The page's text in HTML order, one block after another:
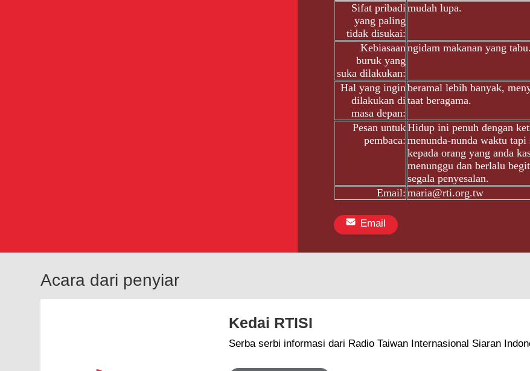
Sifat pribadi
yang paling
tidak disukai:
mudah lupa.
Kebiasaan
buruk yang
suka dilakukan:
ngidam makanan yang tabu.
Hal yang ingin
dilakukan di
masa depan:
beramal lebih banyak,
taat beragama.
Pesan untuk
pembaca:
Hidup ini penuh dengan
menunda-nunda waktu tapi
kepada orang yang anda
menunggu dan berlalu
segala penyesalan.
Email: maria@rti.org.tw
Email
Acara dari penyiar
Kedai RTISI
Serba serbi informasi dari Radio Taiwan Internasional Siaran